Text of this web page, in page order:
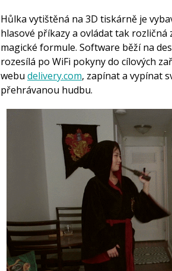
Hůlka vytištěná na 3D tiskárně je
hlasové příkazy a ovládat tak
magické formule. Software běží na
rozesílá po WiFi pokyny do cílových
webu delivery.com, zapínat a vypínat
přehrávanou hudbu.